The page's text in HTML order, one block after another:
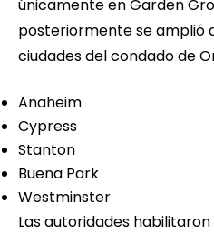
únicamente en Garden
posteriormente se amplió
ciudades del condado de
Anaheim
Cypress
Stanton
Buena Park
Westminster
Las autoridades